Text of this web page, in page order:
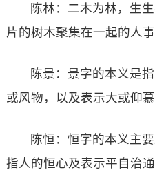
陈林：二木为林，生
片的树木聚集在一起的人事
陈景：景字的本义是
或风物，以及表示大或仰慕
陈恒：恒字的本义主
指人的恒心及表示平自治